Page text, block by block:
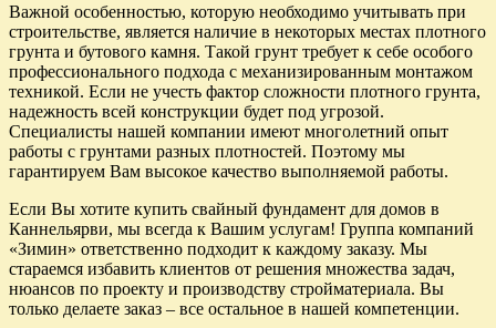
Важной особенностью, которую необходимо учитывать при
строительстве, является наличие в некоторых местах плотного
грунта и бутового камня. Такой грунт требует к себе особого
профессионального подхода с механизированным монтажом
техникой. Если не учесть фактор сложности плотного грунта,
надежность всей конструкции будет под угрозой.
Специалисты нашей компании имеют многолетний опыт
работы с грунтами разных плотностей. Поэтому мы
гарантируем Вам высокое качество выполняемой работы.
Если Вы хотите купить свайный фундамент для домов в
Каннельярви, мы всегда к Вашим услугам! Группа компаний
«Зимин» ответственно подходит к каждому заказу. Мы
стараемся избавить клиентов от решения множества задач,
нюансов по проекту и производству стройматериала. Вы
только делаете заказ – все остальное в нашей компетенции.